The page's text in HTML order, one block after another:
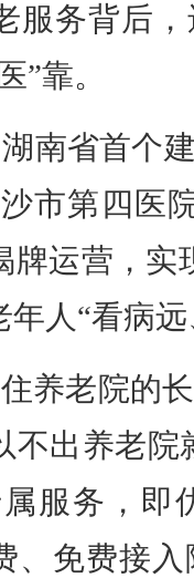
服务背后
医”靠。
湖南省首个
市第四医
牌运营，实
年人“看病
养老院的
不出养老
服务，即
、免费接